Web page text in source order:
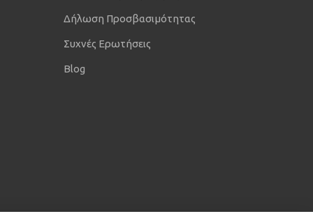
Δήλωση Προσβασιμότητας
Συχνές Ερωτήσεις
Blog